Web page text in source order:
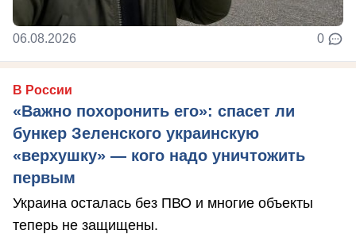
06.08.2026 0
В России
«Важно похоронить его»: спасет ли
бункер Зеленского украинскую
«верхушку» — кого надо уничтожить
первым
Украина осталась без ПВО и многие объекты
теперь не защищены.